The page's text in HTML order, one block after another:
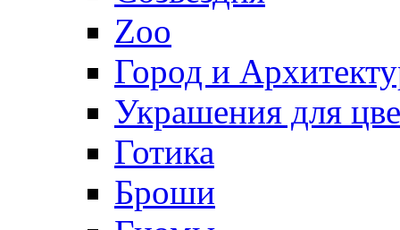
Zoo
Город и
Украшения для
Готика
Броши